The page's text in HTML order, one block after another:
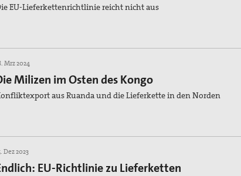
EU-Lieferkettenrichtlinie reicht nicht aus
Mrz 2024
Milizen im Osten des Kongo
aus Ruanda und die Lieferkette in den Norden
Dez 2023
EU-Richtlinie zu Lieferketten